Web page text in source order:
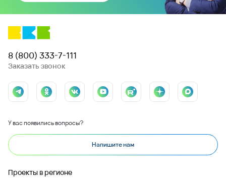
8 (800) 333-7-111
Заказать звонок
У вас появились вопросы?
Напишите нам
Проекты в регионе